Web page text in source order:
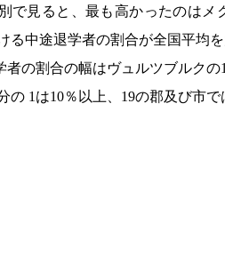
で見ると、最も高かったのはメ
る中途退学者の割合が全国平均
者の割合の幅はヴュルツブルクの
の 1は10％以上、 19の郡及び市で